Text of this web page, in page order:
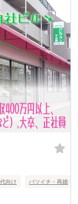
向け バツイチ・再婚